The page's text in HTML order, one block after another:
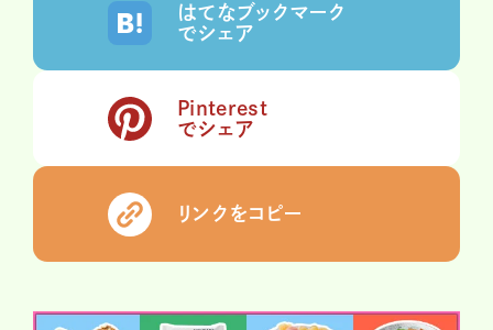
はてなブックマーク
でシェア
Pinterest
でシェア
リンクをコピー